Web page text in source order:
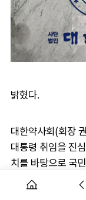
밝혔다.
대한약사회(회장
대통령 취임을 진
치를 바탕으로 국
공공정책으로 자